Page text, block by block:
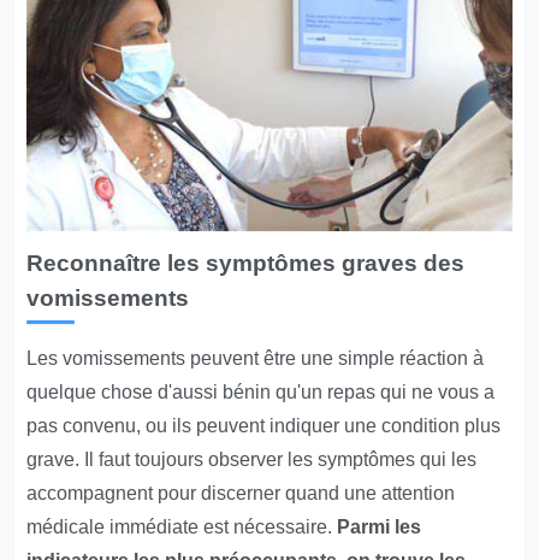
Reconnaître les symptômes graves des
vomissements
Les vomissements peuvent être une simple réaction à
quelque chose d'aussi bénin qu'un repas qui ne vous a
pas convenu, ou ils peuvent indiquer une condition plus
grave. Il faut toujours observer les symptômes qui les
accompagnent pour discerner quand une attention
médicale immédiate est nécessaire. Parmi les